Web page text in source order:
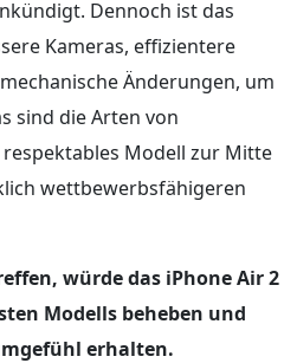
Dennoch ist das
Kameras, effizientere
Änderungen, um
sind die Arten von
Modell zur Mitte
wettbewerbsfähigeren
würde das iPhone Air 2
Modells beheben und
erhalten.